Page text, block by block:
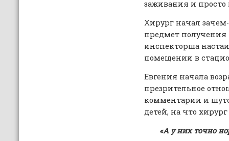
заживания и просто
Хирург начал
предмет получения
инспекторша
помещении в
Евгения начала
презрительное
комментарии и
детей, на что
«А у них точно